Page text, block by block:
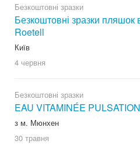
Безкоштовні зразки
Безкоштовні зразки пляшок
Roetell
Київ
4 червня
Безкоштовні зразки
EAU VITAMINÉE
з м. Мюнхен
30 травня